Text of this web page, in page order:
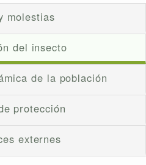
molestias
del insecto
de la población
protección
externes